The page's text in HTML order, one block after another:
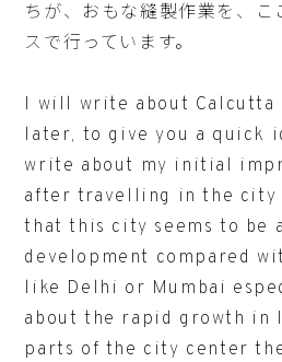
ちが、おもな縫製作業を、こ
スで行っています。
I will write about
later, to give you a quick
write about my initial
after travelling in the city
that this city seems to be
development compared
like Delhi or Mumbai
about the rapid growth in
parts of the city center